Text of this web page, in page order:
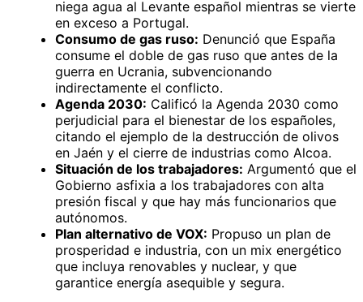
niega agua al Levante español mientras se vierte
en exceso a Portugal.
Consumo de gas ruso: Denunció que España
consume el doble de gas ruso que antes de la
guerra en Ucrania, subvencionando
indirectamente el conflicto.
Agenda 2030: Calificó la Agenda 2030 como
perjudicial para el bienestar de los españoles,
citando el ejemplo de la destrucción de olivos
en Jaén y el cierre de industrias como Alcoa.
Situación de los trabajadores: Argumentó que el
Gobierno asfixia a los trabajadores con alta
presión fiscal y que hay más funcionarios que
autónomos.
Plan alternativo de VOX: Propuso un plan de
prosperidad e industria, con un mix energético
que incluya renovables y nuclear, y que
garantice energía asequible y segura.